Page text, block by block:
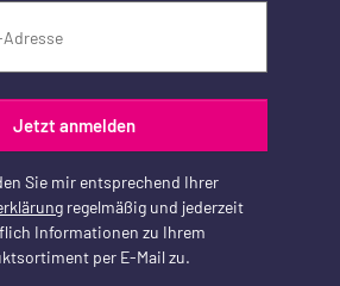
Jetzt anmelden
Sie mir entsprechend Ihrer
regelmäßig und jederzeit
Informationen zu Ihrem
per E-Mail zu.